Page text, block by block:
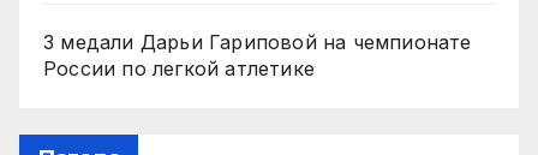
3 медали Дарьи Гариповой на чемпионате
России по легкой атлетике